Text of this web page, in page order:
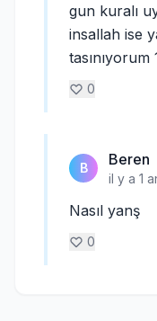
gun kuralı
insallah ise
0
B Beren
il y a 1
Nasıl yanş
0